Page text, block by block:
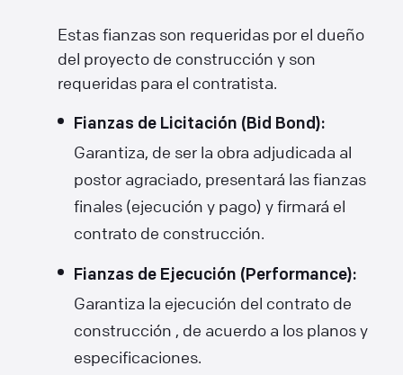
Estas fianzas son requeridas por el dueño
del proyecto de construcción y son
requeridas para el contratista.
Fianzas de Licitación (Bid Bond):
Garantiza, de ser la obra adjudicada al
postor agraciado, presentará las fianzas
finales (ejecución y pago) y firmará el
contrato de construcción.
Fianzas de Ejecución (Performance):
Garantiza la ejecución del contrato de
construcción , de acuerdo a los planos y
especificaciones.